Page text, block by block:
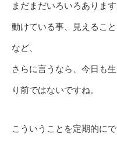
まだまだいろいろあります
動けている事、見えるこ
など、
さらに言うなら、今日も
り前ではないですね。
こういうことを定期的に